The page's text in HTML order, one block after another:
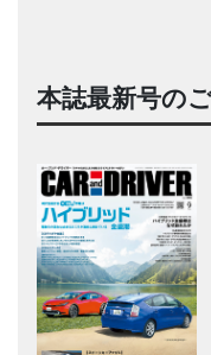
本誌最新号の